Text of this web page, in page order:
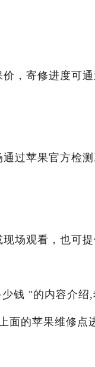
，寄修进度可
过苹果官方检
场观看，也可
钱 "的内容介绍
面的苹果维修点